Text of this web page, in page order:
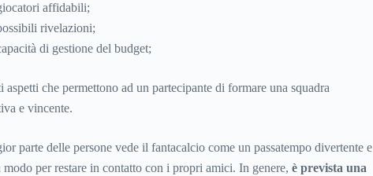
affidabili;
rivelazioni;
di gestione del budget;
aspetti che permettono ad un partecipante di formare una squadra
e vincente.
parte delle persone vede il fantacalcio come un passatempo divertente e
modo per restare in contatto con i propri amici. In genere, è prevista una